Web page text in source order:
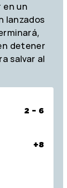
en un
lanzados
detener
salvar al
2 – 6
+8